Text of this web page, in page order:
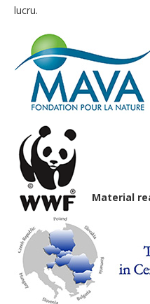
lucru.
Material